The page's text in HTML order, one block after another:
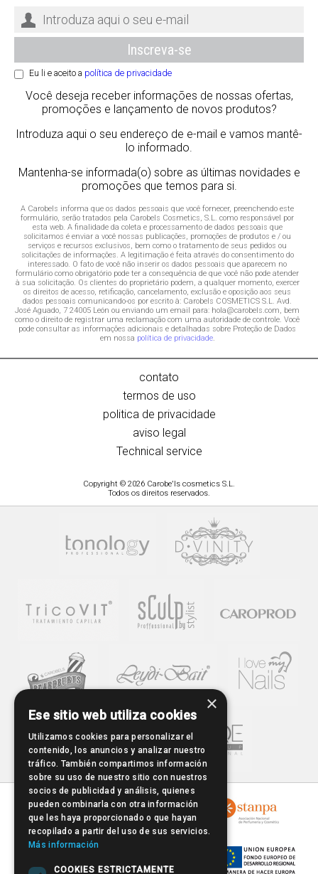
Eu li e aceito a política de privacidade
Você deseja receber informações de nossas ofertas,
promoções e lançamento de novos produtos?
Introduza aqui o seu endereço de e-mail e vamos mantê-
lo informado.
Mantenha-se informada(o) sobre as últimas novidades e
promoções que temos para si.
A Carobels informa que os dados pessoais que você fornecer, preenchendo este
formulário, serão tratados pela Carobels Cosmetics, S.L. como responsável por
esta web. A finalidade da coleta e processamento de dados pessoais que
solicitamos é enviar a você nossas publicações, promoções de produtos e / ou
serviços e recursos exclusivos, bem como o tratamento de seus pedidos ou
solicitações de informações. A legitimação é feita através do consentimento do
interessado. O fato de você não inserir os dados pessoais que aparecem no
formulário como obrigatório pode ter a consequência de que você não pode atender
à sua solicitação. Os clientes do proprietário podem, a qualquer momento, exercer
os direitos de acesso, retificação, cancelamento, exclusão e oposição aos seus
dados pessoais comunicando-os por escrito à: Carobels COSMETICS S.L. Avd.
José Aguado, 7 24005 León ou enviando um email para: hola@carobels.com, bem
como o direito de registrar uma reclamação com uma autoridade de controle. Você
pode consultar as informações adicionais e detalhadas sobre Proteção de Dados
em nossa política de privacidade.
contato
termos de uso
politica de privacidade
aviso legal
Technical service
Copyright © 2026 Carobe'ls cosmetics S.L.
Todos os direitos reservados.
×
Ese sitio web utiliza cookies
Utilizamos cookies para personalizar el
contenido, los anuncios y analizar nuestro
tráfico. También compartimos información
sobre su uso de nuestro sitio con nuestros
socios de publicidad y análisis, quienes
pueden combinarla con otra información
que les haya proporcionado o que hayan
recopilado a partir del uso de sus servicios.
Más información
COOKIES ESTRICTAMENTE